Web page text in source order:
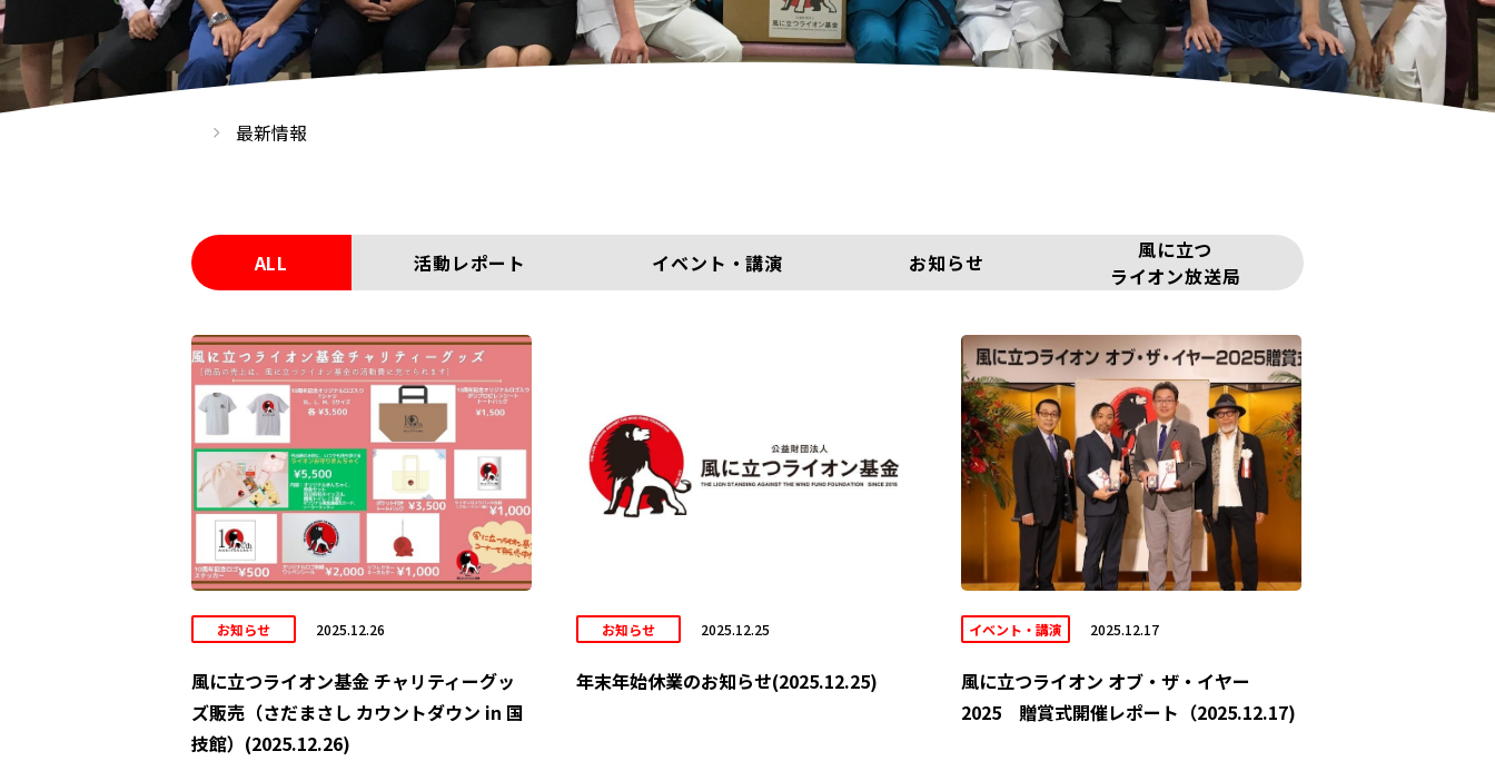
最新情報
ALL 活動レポート イベント・講演 お知らせ
風に立つ
ライオン放送局
お知らせ 2025.12.26
風に立つライオン基金 チャリティーグッ
ズ販売（さだまさし カウントダウン in 国
技館）(2025.12.26)
お知らせ 2025.12.25
年末年始休業のお知らせ(2025.12.25)
イベント・講演 2025.12.17
風に立つライオン オブ・ザ・イヤー
2025 贈賞式開催レポート（2025.12.17)